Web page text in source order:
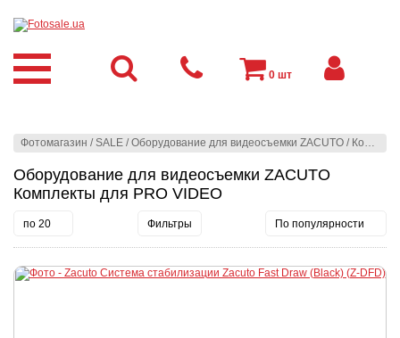
Фотомагазин /SALE /Оборудование для видеосъемки ZACUTO / Комплекты для PRO VIDEO
Оборудование для видеосъемки ZACUTO
Комплекты для PRO VIDEO
по 20 Фильтры По популярности
0 шт